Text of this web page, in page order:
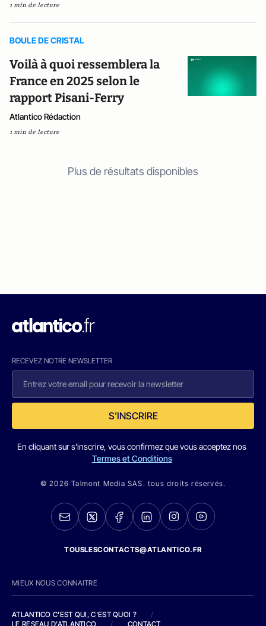
1 min de lecture
BOULE DE CRISTAL
Voilà à quoi ressemblera la
France en 2025 selon le
rapport Pisani-Ferry
Atlantico Rédaction
1 min de lecture
Plus de résultats disponibles
RECEVEZ NOTRE NEWSLETTER
S'INSCRIRE
En cliquant sur s'inscrire, vous confirmez que vous acceptez nos
Termes et Conditions
© 2026 Talmont Media SAS. tous droits réservés.
TOUSLESCONTACTS@ATLANTICO.FR
MIEUX NOUS CONNAITRE
ATLANTICO C'EST QUI, C'EST QUOI ?
/
LE RESEAU D'ATLANTICO
/ CONTACT